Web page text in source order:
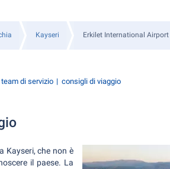
Kayseri Erkilet International Airport
team di servizio consigli di viaggio
Kayseri, che non è
il paese. La